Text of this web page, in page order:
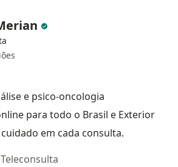
e psico-oncologia
para todo o Brasil e Exterior
em cada consulta.
Teleconsulta